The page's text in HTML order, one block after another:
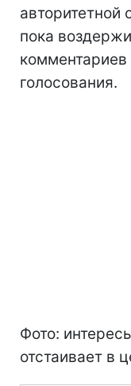
пока
голосования.
Фото:
отстаивает в